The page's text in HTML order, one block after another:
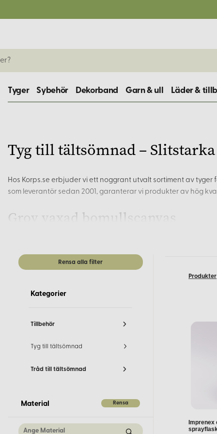
Tyger Sybehör Dekorband Garn & ull Läder &
Tyg till tältsömnad –
Hos Korps.se erbjuder vi ett noggrant utvalt sortiment av
som leverantör sedan 2001, garanterar vi produkter av hög
Grov vaxad bomullscanvas
Vårt impregnerade tälttyg är ett förstklassigt val för dem som
Vi erbjuder våra tälttyger i olika färger för att passa dina
säkerställa rätt nyans.
Beställningsinformation
Rensa alla filter
Kategorier
Tillbehör
Tyg till tältsömnad
Tråd till tältsömnad
Material Rensa
Produkter
Imprenex